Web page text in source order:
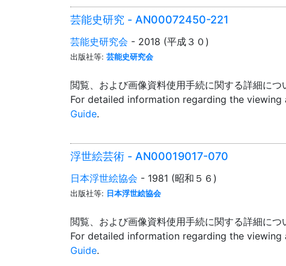
芸能史研究 - AN00072450-221
芸能史研究会 - 2018 (平成３０)
出版社等: 芸能史研究会
閲覧、および画像資料使用手続に関する詳細につ
For detailed information regarding the viewing
Guide.
浮世絵芸術 - AN00019017-070
日本浮世絵協会 - 1981 (昭和５６)
出版社等: 日本浮世絵協会
閲覧、および画像資料使用手続に関する詳細につ
For detailed information regarding the viewing
Guide.